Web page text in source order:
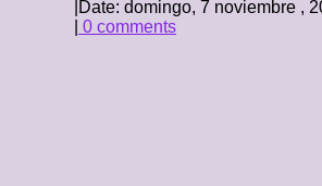
Date: domingo, 7 noviembre ,
0 comments